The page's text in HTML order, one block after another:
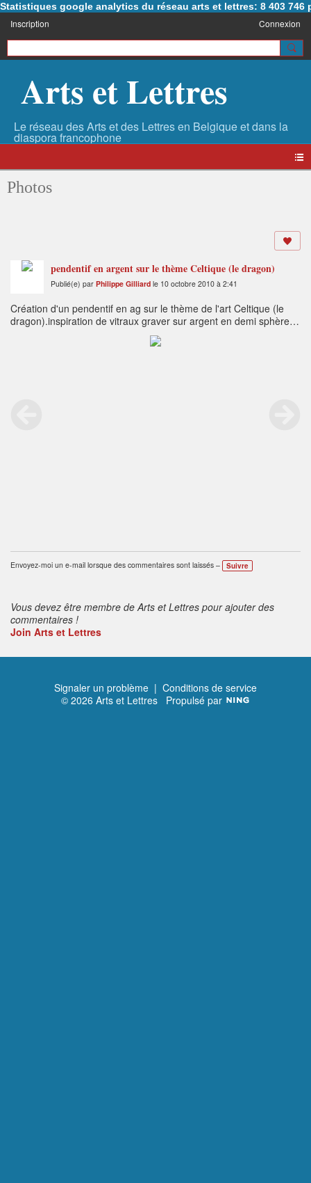
Statistiques google analytics du réseau arts et lettres: 8 403 746
Inscription Connexion
Arts et Lettres
Photos
pendentif en argent sur le thème Celtique (le dragon)
Publié(e) par Philippe Gilliard le 10 octobre 2010 à 2:41
Création d'un pendentif en ag sur le thème de l'art Celtique (le
dragon).inspiration de vitraux graver sur argent en demi sphère
creuse fermée par un disque en argent surmonté par une Bélière
en dent de scie avec un soleil gravé sur le dessus. taille 2 cm de
Envoyez-moi un e-mail lorsque des commentaires sont laissés – Suivre
Vous devez être membre de Arts et Lettres pour ajouter des
commentaires !
Join Arts et Lettres
Signaler un problème | Conditions de service
© 2026 Arts et Lettres Propulsé par